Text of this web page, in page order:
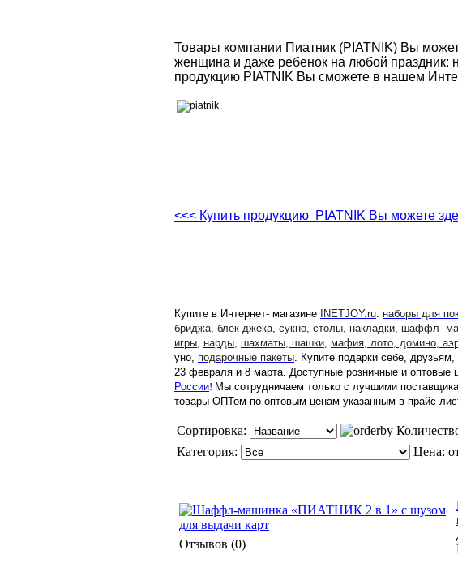
Товары компании Пиатник (PIATNIK) Вы
женщина и даже ребенок на любой праздник:
продукцию P IATNIK Вы сможете в нашем
<<< Купить продукцию PIATNIK Вы можете
Купите в Интернет- магазине INETJOY.ru: наборы для
бриджа, блек джека сукно, столы, накладки шаффл-
игры нарды шахматы, шашки мафия, лото, домино,
уно, подарочные пакеты . Купите подарки себе,
23 февраля и 8 марта. Доступные розничные и оптовые
России! Мы сотрудничаем только с лучшими
товары ОПТом по оптовым ценам указанным в прайс-
Сортировка:
Категория:
Цена:
Отзывов (0)